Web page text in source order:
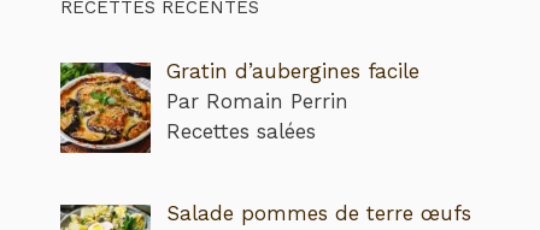
RECETTES RÉCENTES
Gratin d’aubergines facile
Par Romain Perrin
Recettes salées
Salade pommes de terre œufs